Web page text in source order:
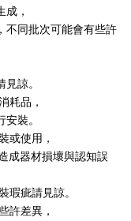
成，
不同批次可能會有些許
諒。
耗品，
裝。
或使用，
成器材損壞與認知誤
瑕疵請見諒。
許差異，